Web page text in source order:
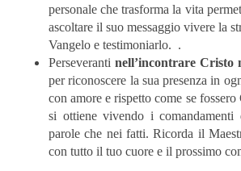
personale che trasforma la vita
ascoltare il suo messaggio vivere la
Vangelo e testimoniarlo. .
Perseveranti nell’incontrare Cristo
per riconoscere la sua presenza in
con amore e rispetto come se fossero
si ottiene vivendo i comandamenti
parole che nei fatti. Ricorda il
con tutto il tuo cuore e il prossimo